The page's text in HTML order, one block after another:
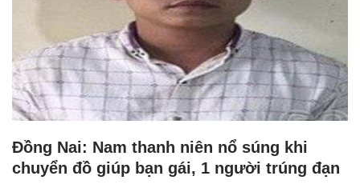
Đồng Nai: Nam thanh niên nổ súng khi
chuyển đồ giúp bạn gái, 1 người trúng đạn